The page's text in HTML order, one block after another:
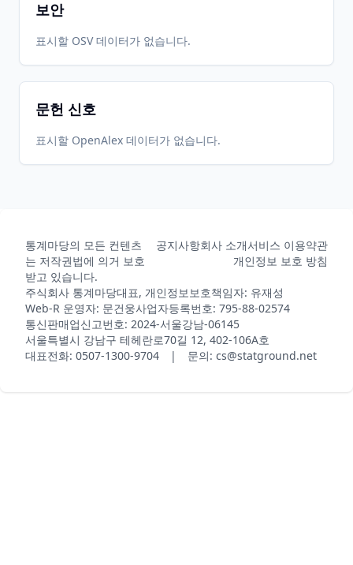
보안
표시할 OSV 데이터가 없습니다.
문헌 신호
표시할 OpenAlex 데이터가 없습니다.
통계마당의 모든 컨텐츠
는 저작권법에 의거 보호
받고 있습니다.
공지사항회사 소개서비스 이용약관
개인정보 보호 방침
주식회사 통계마당대표, 개인정보보호책임자: 유재성
Web-R 운영자: 문건웅사업자등록번호: 795-88-02574
통신판매업신고번호: 2024-서울강남-06145
서울특별시 강남구 테헤란로70길 12, 402-106A호
대표전화: 0507-1300-9704 | 문의: cs@statground.net